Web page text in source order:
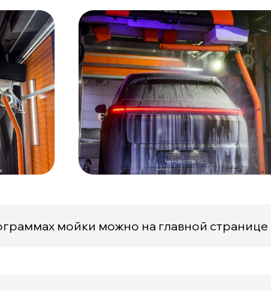
мойки можно на главной странице